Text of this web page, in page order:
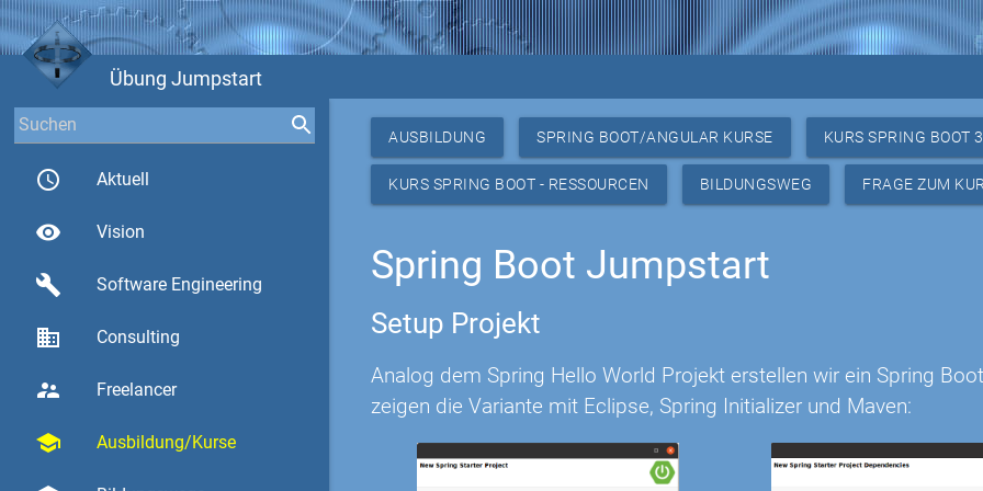
Übung Jumpstart
access_time Aktuell
visibility Vision
build Software Engineering
business Consulting
supervisor_account Freelancer
school Ausbildung/Kurse
AUSBILDUNG SPRING BOOT/ANGULAR KURSE KURS SPRING BOOT 3
KURS SPRING BOOT - RESSOURCEN BILDUNGSWEG FRAGE ZUM
Spring Boot Jumpstart
Setup Projekt
Analog dem Spring Hello World Projekt erstellen wir ein Spring
zeigen die Variante mit Eclipse, Spring Initializer und Maven: